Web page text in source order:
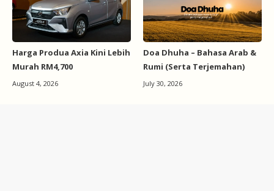
Harga Produa Axia Kini Lebih
Murah RM4,700
August 4, 2026
Doa Dhuha – Bahasa Arab &
Rumi (Serta Terjemahan)
July 30, 2026